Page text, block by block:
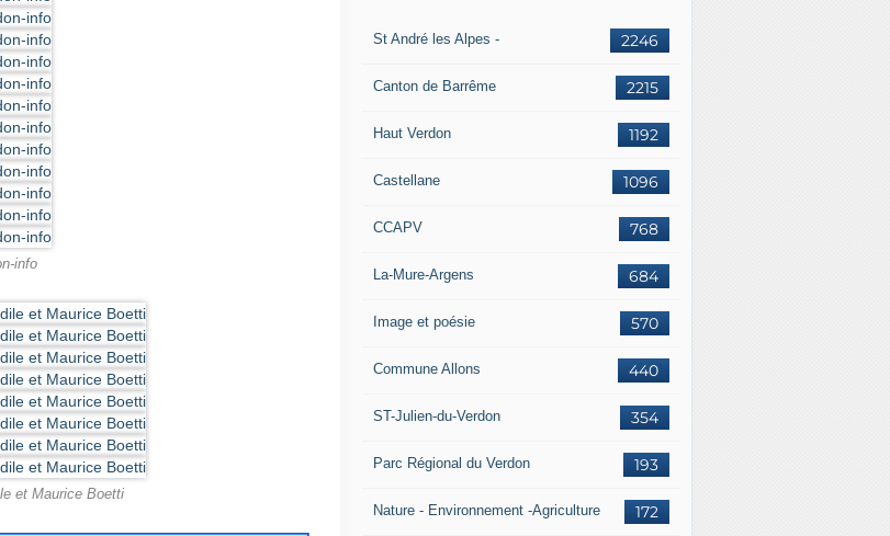
info
et Maurice Boetti
2246
St André les Alpes -
2215
Canton de Barrême
1192
Haut Verdon
1096
Castellane
768
CCAPV
684
La-Mure-Argens
570
Image et poésie
440
Commune Allons
354
ST-Julien-du-Verdon
193
Parc Régional du Verdon
172
Nature - Environnement -Agriculture